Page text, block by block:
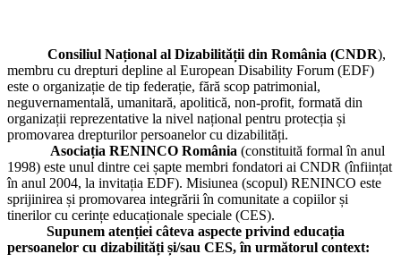
Consiliul Național al Dizabilității din România (CNDR),
membru cu drepturi depline al European Disability Forum (EDF)
este o organizație de tip federație, fără scop patrimonial,
neguvernamentală, umanitară, apolitică, non-profit, formată din
organizații reprezentative la nivel național pentru protecția și
promovarea drepturilor persoanelor cu dizabilități.
Asociația RENINCO România (constituită formal în anul
1998) este unul dintre cei șapte membri fondatori ai CNDR (înființat
în anul 2004, la invitația EDF). Misiunea (scopul) RENINCO este
sprijinirea și promovarea integrării în comunitate a copiilor și
tinerilor cu cerințe educaționale speciale (CES).
Supunem atenției câteva aspecte privind educația
persoanelor cu dizabilități și/sau CES, în următorul context: